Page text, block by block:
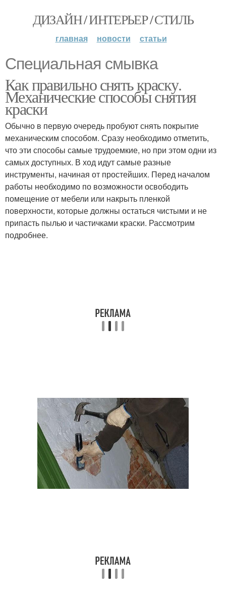
ДИЗАЙН / ИНТЕРЬЕР / СТИЛЬ
главная новости статьи
Специальная смывка
Как правильно снять краску.
Механические способы снятия
краски
Обычно в первую очередь пробуют снять покрытие
механическим способом. Сразу необходимо отметить,
что эти способы самые трудоемкие, но при этом одни из
самых доступных. В ход идут самые разные
инструменты, начиная от простейших. Перед началом
работы необходимо по возможности освободить
помещение от мебели или накрыть пленкой
поверхности, которые должны остаться чистыми и не
припасть пылью и частичками краски. Рассмотрим
подробнее.